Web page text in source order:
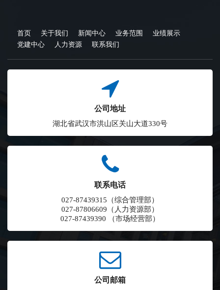
首页 关于我们 新闻中心 业务范围
业绩展示
党建中心
人力资源 联系我们
公司地址
湖北省武汉市洪山区关山大道330号
联系电话
027-87439315（综合管理部）
027-87806609（人力资源部）
027-87439390 （市场经营部）
公司邮箱